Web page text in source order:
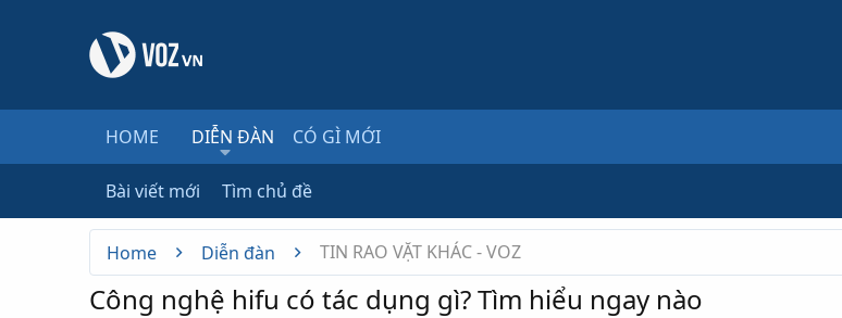
HOME DIỄN ĐÀN CÓ GÌ MỚI
Bài viết mới Tìm chủ đề
Home Diễn đàn TIN RAO VẶT KHÁC - VOZ
Công nghệ hifu có tác dụng gì? Tìm hiểu ngay nào